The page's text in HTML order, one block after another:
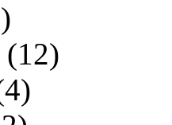
(12)